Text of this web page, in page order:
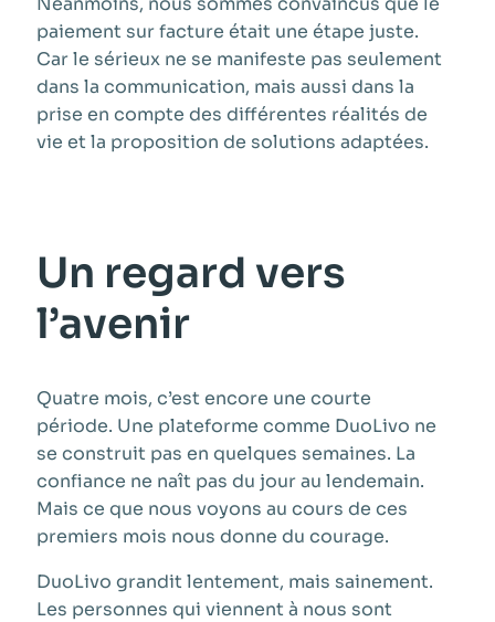
paiement sur facture était une étape juste.
Car le sérieux ne se manifeste pas seulement
dans la communication, mais aussi dans la
prise en compte des différentes réalités de
vie et la proposition de solutions adaptées.
Un regard vers
l’avenir
Quatre mois, c’est encore une courte
période. Une plateforme comme DuoLivo ne
se construit pas en quelques semaines. La
confiance ne naît pas du jour au lendemain.
Mais ce que nous voyons au cours de ces
premiers mois nous donne du courage.
DuoLivo grandit lentement, mais sainement.
Les personnes qui viennent à nous sont